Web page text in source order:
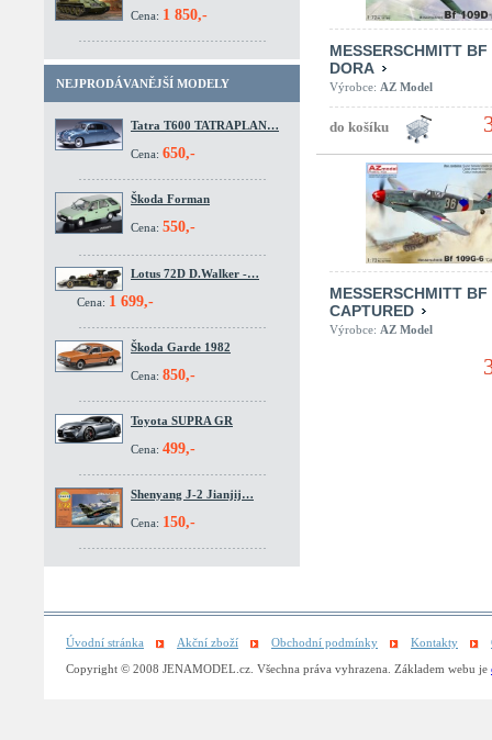
Cena: 1 850,-
NEJPRODÁVANĚJŠÍ MODELY
Tatra T600 TATRAPLAN…
Cena: 650,-
Škoda Forman
Cena: 550,-
Lotus 72D D.Walker -…
Cena: 1 699,-
Škoda Garde 1982
Cena: 850,-
Toyota SUPRA GR
Cena: 499,-
Shenyang J-2 Jianjij…
Cena: 150,-
MESSERSCHMITT BF
DORA
Výrobce: AZ Model
MESSERSCHMITT
CAPTURED
Výrobce: AZ Model
Úvodní stránka Akční zboží Obchodní podmínky Kontakty
Copyright © 2008 JENAMODEL.cz. Všechna práva vyhrazena. Základem webu je